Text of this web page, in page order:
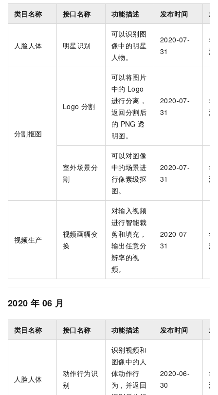
类目名称 接口名称 功能描述 发布时间 发
人脸人体 明星识别
可以识别图
像中的明星
人物。
2020-07-
31
华
海
分割抠图
Logo 分割
可以将图片
中的 Logo
进行分离，
返回分割后
的 PNG 透
明图。
2020-07-
31
华
海
室外场景分
割
可以对图像
中的场景进
行像素级抠
图。
2020-07-
31
华
海
视频生产
视频画幅变
换
对输入视频
进行智能裁
剪和填充，
输出任意分
辨率的视
频。
2020-07-
31
华
海
2020 年 06 月
类目名称 接口名称 功能描述 发布时间 发
人脸人体
动作行为识
别
识别视频和
图像中的人
体动作行
为，并返回
2020-06-
30
华
海